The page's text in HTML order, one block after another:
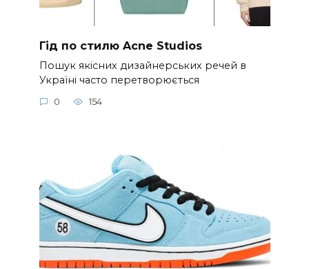
Гід по стилю Acne Studios
Пошук якісних дизайнерських речей в
Україні часто перетворюється
0 154